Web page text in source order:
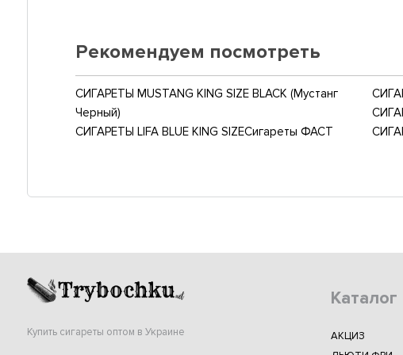
Рекомендуем посмотреть
СИГАРЕТЫ MUSTANG KING SIZE BLACK (Мустанг
Черный)
СИГАРЕТЫ LIFA BLUE KING SIZEСигареты ФАСТ
Купить сигареты оптом в Украине
Каталог
АКЦИЗ